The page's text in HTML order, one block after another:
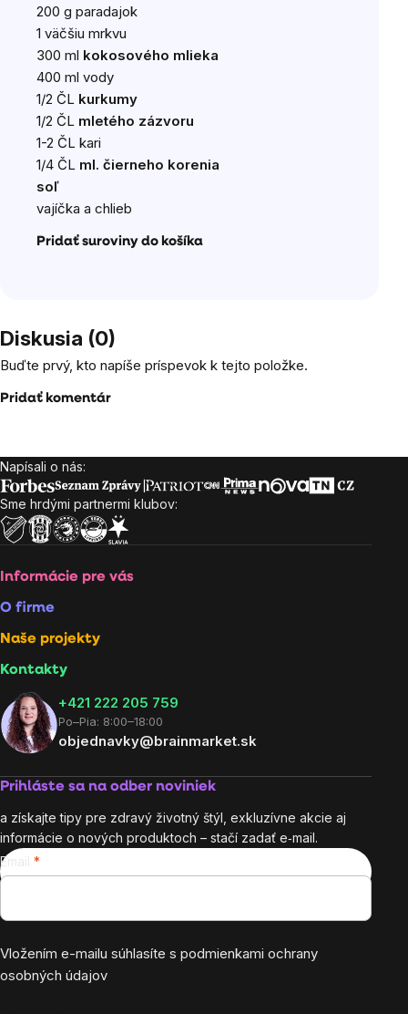
200 g paradajok
1 väčšiu mrkvu
300 ml kokosového mlieka
400 ml vody
1/2 ČL kurkumy
1/2 ČL mletého zázvoru
1-2 ČL kari
1/4 ČL ml. čierneho korenia
soľ
vajíčka a chlieb
Pridať suroviny do košíka
Diskusia (0)
Buďte prvý, kto napíše príspevok k tejto položke.
Pridať komentár
Zápätie
Napísali o nás:
Sme hrdými partnermi klubov:
Informácie pre vás
O firme
Naše projekty
Kontakty
+421 222 205 759
Po–Pia: 8:00–18:00
objednavky@brainmarket.sk
Prihláste sa na odber noviniek
a získajte tipy pre zdravý životný štýl, exkluzívne akcie aj
informácie o nových produktoch – stačí zadať e‑mail.
Email
Vložením e-mailu súhlasíte s podmienkami ochrany
osobných údajov